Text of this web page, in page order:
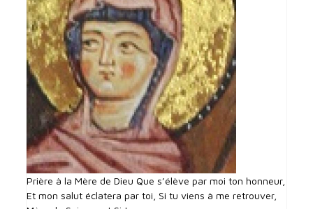
Prière à la Mère de Dieu Que s’élève par moi ton honneur,
Et mon salut éclatera par toi, Si tu viens à me retrouver,